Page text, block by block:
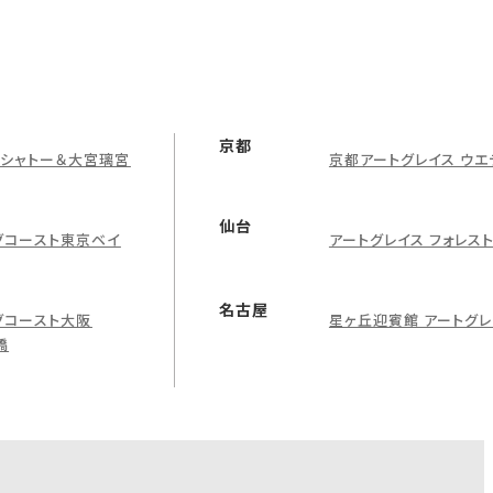
ャトー＆大宮璃宮
コースト東京ベイ
コースト大阪
京都
京都アートグレイス ウ
仙台
アートグレイス フォレス
名古屋 星ヶ丘迎賓館 アートグ